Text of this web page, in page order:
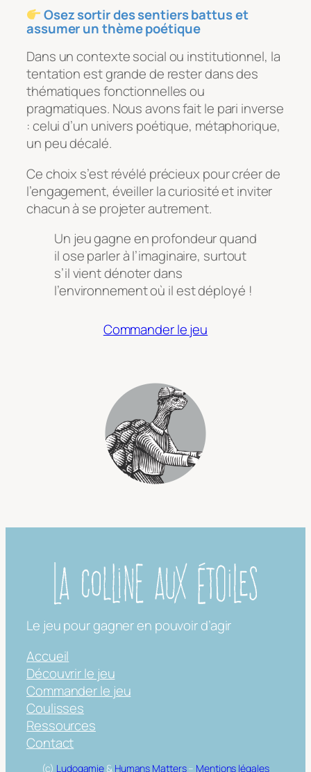
Osez sortir des sentiers battus et
assumer un thème poétique
Dans un contexte social ou institutionnel, la
tentation est grande de rester dans des
thématiques fonctionnelles ou
pragmatiques. Nous avons fait le pari inverse
: celui d’un univers poétique, métaphorique,
un peu décalé.
Ce choix s’est révélé précieux pour créer de
l’engagement, éveiller la curiosité et inviter
chacun à se projeter autrement.
Un jeu gagne en profondeur quand
il ose parler à l’imaginaire, surtout
s’il vient dénoter dans
l’environnement où il est déployé !
Commander le jeu
Le jeu pour gagner en pouvoir d’agir
Accueil
Découvrir le jeu
Commander le jeu
Coulisses
Ressources
Contact
(c) Ludogamie& Humans Matters– Mentions légales